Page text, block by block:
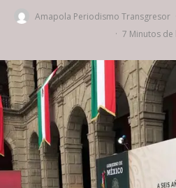
Amapola Periodismo Transgresor
· 7 Minutos de